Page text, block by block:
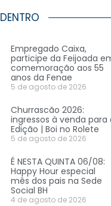
DENTRO
Empregado Caixa,
participe da Feijoada
comemoração aos 55
anos da Fenae
5 de agosto de 2026
Churrascão 2026:
ingressos à venda para
Edição | Boi no Rolete
5 de agosto de 2026
É NESTA QUINTA 06/08:
Happy Hour especial
mês dos pais na Sede
Social BH
4 de agosto de 2026